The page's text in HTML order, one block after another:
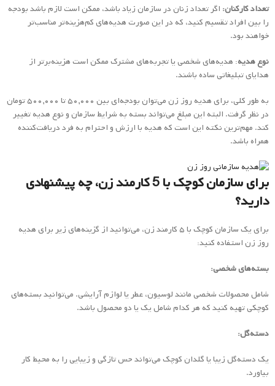
تعداد کارکنان: اگر تعداد زنان در سازمان زیاد باشد، ممکن است لازم باشد بودجه
را بین افراد تقسیم کنید، که در این صورت هدیه‌های کم‌هزینه‌تر مناسب‌تر
خواهند بود.
نوع هدیه: هدیه‌های شخصی یا تجربه‌های مشترک ممکن است هزینه‌برتر از
هدایای تبلیغاتی ساده باشند.
به طور کلی، برای هدیه روز زن می‌توان بودجه‌ای بین ۵۰,۰۰۰ تا ۵۰۰,۰۰۰ تومان
در نظر گرفت. البته این مبلغ می‌تواند بسته به شرایط سازمان و نوع هدیه تغییر
کند. مهم‌ترین نکته این است که هدیه با ارزش و احترام به فرد دریافت‌کننده
همراه باشد.
برای سازمان کوچک با 5 کارمند زن، چه پیشنهادی
دارید؟
برای یک سازمان کوچک با ۵ کارمند زن، می‌توانید از گزینه‌های زیر برای هدیه
روز زن استفاده کنید:
بسته‌های شخصی:
شامل محصولات شخصی مانند لوسیون، عطر یا لوازم آرایشی. می‌توانید بسته‌های
کوچکی تهیه کنید که هر کدام شامل یک یا دو محصول باشد.
دسته‌گل:
یک دسته‌گل زیبا یا گلدان کوچک می‌تواند حس تازگی و زیبایی را به محیط کار
بیاورد.